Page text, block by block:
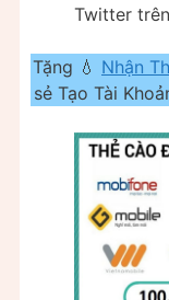
Twitter
Tặng 💧 Nhận
sẻ Tạo Tài